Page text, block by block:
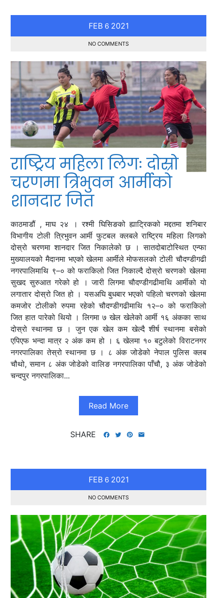
FEB 6 2021
NO COMMENTS
राष्ट्रिय महिला लिगः दोस्रो
चरणमा त्रिभुवन आर्मीको
शानदार जित
काठमाडौं , माघ २४ । रश्मी घिसिङको ह्याट्रिकको मद्दतमा शनिबार
विभागीय टोली त्रिभुवन आर्मी फुटबल क्लबले राष्ट्रिय महिला लिगको
दोस्रो चरणमा शानदार जित निकालेको छ । सातदोबाटोस्थित एन्फा
मुख्यालयको मैदानमा भएको खेलमा आर्मीले मोफसलको टोली चौदण्डीगढी
नगरपालिमाथि ९–० को फराकिलो जित निकाल्दै दोस्रो चरणको खेलमा
सुखद सुरुआत गरेको हो । जारी लिगमा चौदण्डीगढीमाथि आर्मीको यो
लगातार दोस्रो जित हो । यसअघि बुधबार भएको पहिलो चरणको खेलमा
कमजोर टोलीको रुपमा रहेको चौदण्डीगढीमाथि १२–० को फराकिलो
जित हात पारेको थियो । लिगमा ७ खेल खेलेको आर्मी १६ अंकका साथ
दोस्रो स्थानमा छ । जुन एक खेल कम खेल्दै शीर्ष स्थानमा बसेको
एपिएफ भन्दा मात्र २ अंक कम हो । ६ खेलमा १० बटुलेको विराटनगर
नगरपालिका तेस्रो स्थानमा छ । ८ अंक जोडेको नेपाल पुलिस क्लब
चौथो, समान ८ अंक जोडेको वालिङ नगरपालिका पाँचौ, ३ अंक जोडेको
चन्दपुर नगरपालिका...
Read More
SHARE
FEB 6 2021
NO COMMENTS